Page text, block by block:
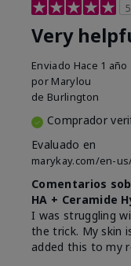
5
Very
Enviado Hace 1 año
por Marylou
de Burlington
Comprador
Evaluado en
marykay.com/en-
Comentarios
HA + Ceramide
I was struggling
the trick. My skin
added this to my